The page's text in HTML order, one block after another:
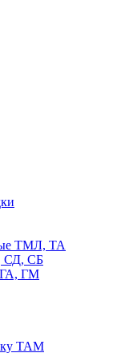
ТМЛ, ТА
СД, СБ
ГА, ГМ
ТАМ